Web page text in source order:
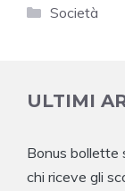
Categorie
Società
ULTIMI
Bonus bollette
chi riceve gli